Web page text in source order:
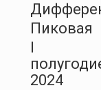
Пиковая
2024